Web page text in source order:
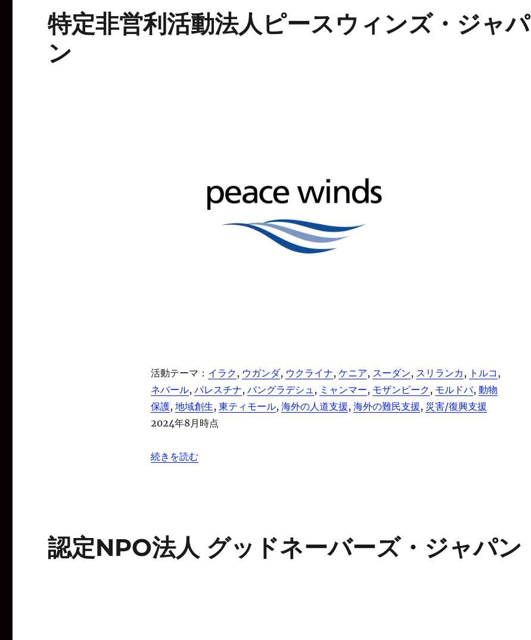
特定非営利活動法人ピースウィンズ・ジャパ
ン
活動テーマ： イラク, ウガンダ, ウクライナ, ケニア, スーダン, スリランカ, トルコ
ネパール, パレスチナ, バングラデシュ, ミャンマー, モザンピーク, モルドバ, 動物
保護, 地域創生, 東ティモール, 海外の人道支援, 海外の難民支援, 災害/復興支援
2024年8月時点
“特定非営利活動法人ピースウィンズ・ジャパン” の
続きを読む
認定NPO法人 グッドネーバーズ・ジャパン